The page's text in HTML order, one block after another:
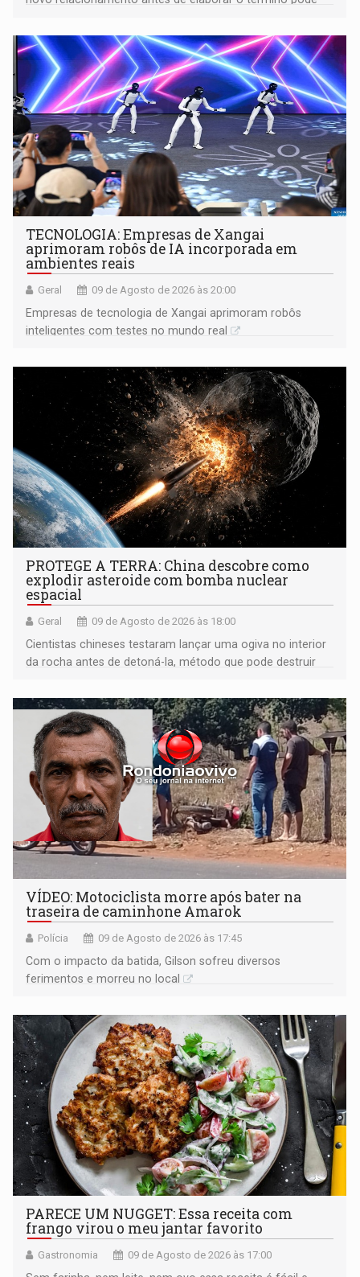
TECNOLOGIA: Empresas de Xangai
aprimoram robôs de IA incorporada em
ambientes reais
Geral 09 de Agosto de 2026 às 20:00
Empresas de tecnologia de Xangai aprimoram robôs
inteligentes com testes no mundo real
PROTEGE A TERRA: China descobre como
explodir asteroide com bomba nuclear
espacial
Geral 09 de Agosto de 2026 às 18:00
Cientistas chineses testaram lançar uma ogiva no interior
da rocha antes de detoná-la, método que pode destruir
VÍDEO: Motociclista morre após bater na
traseira de caminhone Amarok
Polícia 09 de Agosto de 2026 às 17:45
​Com o impacto da batida, Gilson sofreu diversos
ferimentos e morreu no local
PARECE UM NUGGET: Essa receita com
frango virou o meu jantar favorito
Gastronomia 09 de Agosto de 2026 às 17:00